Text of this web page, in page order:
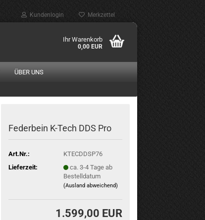
Kundenlogin Merkzettel
Ihr Warenkorb
0,00 EUR
ÜBER UNS
Federbein K-Tech DDS Pro
Art.Nr.:
KTECDDSP76
Lieferzeit:
ca. 3-4 Tage ab
Bestelldatum
(Ausland abweichend)
1.599,00 EUR